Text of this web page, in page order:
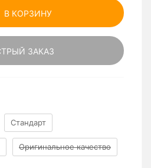
В КОРЗИНУ
ЗАКАЗ
Стандарт
Оригинальное качество